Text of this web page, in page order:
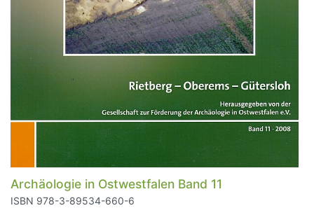
Archäologie in Ostwestfalen Band 11
ISBN 978-3-89534-660-6